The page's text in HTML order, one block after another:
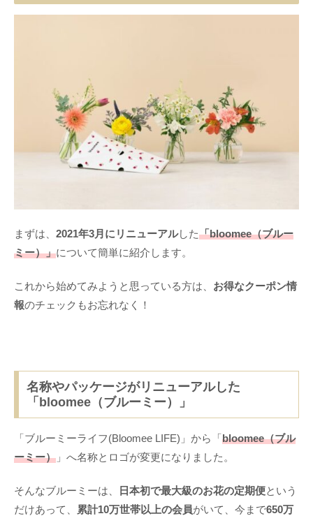
まずは、 2021年3月にリニューアルした「bloomee（ブルー
ミー）」について簡単に紹介します。
これから始めてみようと思っている方は、 お得なクーポン情
報のチェックもお忘れなく！
名称やパッケージがリニューアルした
「bloomee（ブルーミー）」
「ブルーミーライフ(Bloomee LIFE)」から「bloomee（ブル
ーミー） 」へ名称とロゴが変更になりました。
そんなブルーミーは、 日本初で最大級のお花の定期便という
だけあって、
累計10万世帯以上の会員がいて、今まで650万